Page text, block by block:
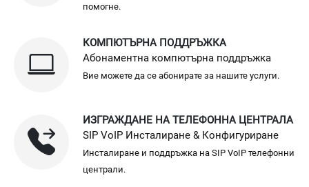
помогне.
КОМПЮТЪРНА ПОДДРЪЖКА
Абонаментна компютърна поддръжка
Вие можете да се абонирате за нашите услуги.
ИЗГРАЖДАНЕ НА ТЕЛЕФОННА ЦЕНТРАЛА
SIP VoIP Инсталиране & Конфигуриране
Инсталиране и поддръжка на SIP VoIP телефонни
централи.